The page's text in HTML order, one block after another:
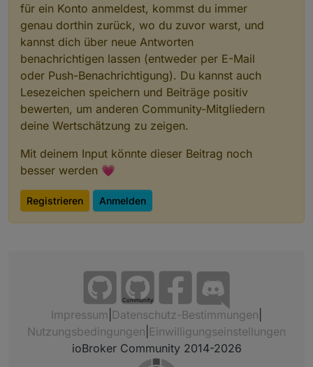
für ein Konto anmeldest, kommst du immer
genau dorthin zurück, wo du zuvor warst, und
kannst dich über neue Antworten
benachrichtigen lassen (entweder per E-Mail
oder Push-Benachrichtigung). Du kannst auch
Lesezeichen speichern und Beiträge positiv
bewerten, um anderen Community-Mitgliedern
deine Wertschätzung zu zeigen.
Mit deinem Input könnte dieser Beitrag noch
besser werden 💗
Registrieren Anmelden
Community
Impressum Datenschutz-Bestimmungen
Nutzungsbedingungen Einwilligungseinstellungen
ioBroker Community 2014-2026